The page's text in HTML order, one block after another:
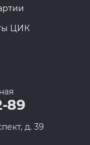
ЦИК
89
д. 39